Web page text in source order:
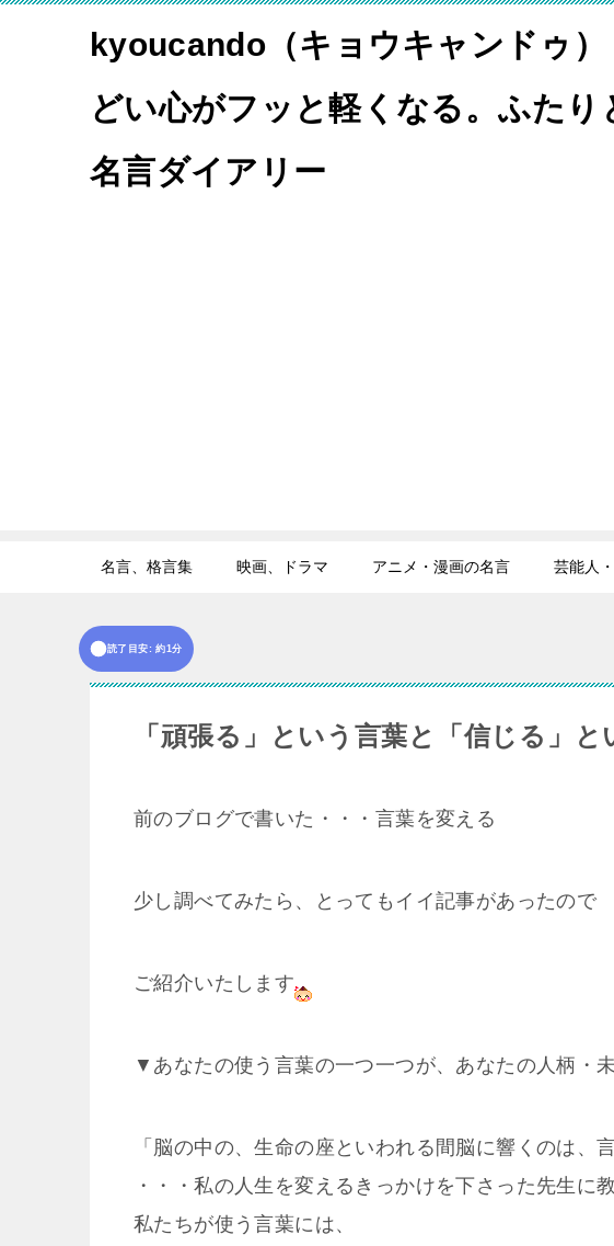
kyoucando（キョウキャンドゥ）
どい心がフッと軽くなる。ふたり
名言ダイアリー
名言、格言集 映画、ドラマ アニメ・漫画の名言 芸能人
読了目安: 約1分
「頑張る」という言葉と「信じる」
前のブログで書いた・・・言葉を変える
少し調べてみたら、とってもイイ記事があったので
ご紹介いたします
▼あなたの使う言葉の一つ一つが、あなたの人柄・
「脳の中の、生命の座といわれる間脳に響くのは、
・・・私の人生を変えるきっかけを下さった先生に
私たちが使う言葉には、